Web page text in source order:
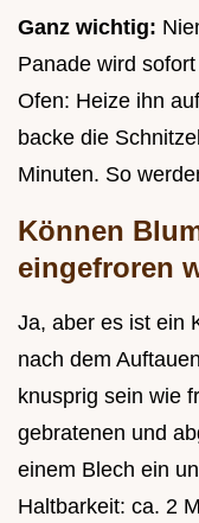
Ganz wichtig:
Panade wird
Ofen: Heize ihn
backe die
Minuten. So
Können
eingefroren
Ja, aber es ist ein
nach dem
knusprig sein wie
gebratenen und
einem Blech ein
Haltbarkeit: ca. 2